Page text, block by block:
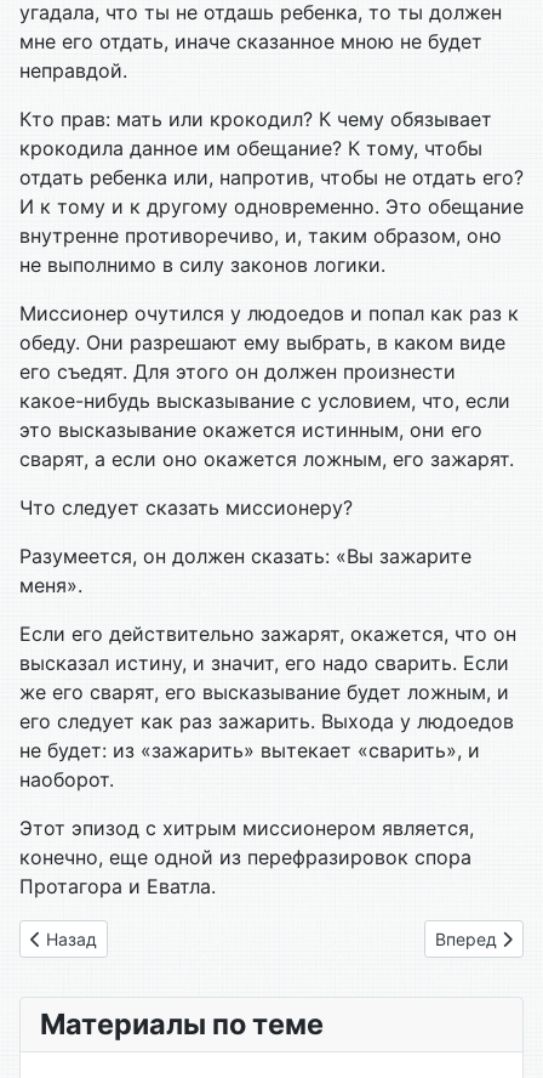
угадала, что ты не отдашь ребенка, то ты должен
мне его отдать, иначе сказанное мною не будет
неправдой.
Кто прав: мать или крокодил? К чему обязывает
крокодила данное им обещание? К тому, чтобы
отдать ребенка или, напротив, чтобы не отдать его?
И к тому и к другому одновременно. Это обещание
внутренне противоречиво, и, таким образом, оно
не выполнимо в силу законов логики.
Миссионер очутился у людоедов и попал как раз к
обеду. Они разрешают ему выбрать, в каком виде
его съедят. Для этого он должен произнести
какое-нибудь высказывание с условием, что, если
это высказывание окажется истинным, они его
сварят, а если оно окажется ложным, его зажарят.
Что следует сказать миссионеру?
Разумеется, он должен сказать: «Вы зажарите
меня».
Если его действительно зажарят, окажется, что он
высказал истину, и значит, его надо сварить. Если
же его сварят, его высказывание будет ложным, и
его следует как раз зажарить. Выхода у людоедов
не будет: из «зажарить» вытекает «сварить», и
наоборот.
Этот эпизод с хитрым миссионером является,
конечно, еще одной из перефразировок спора
Протагора и Еватла.
Предыдущий: 8.10. Правила, заводящие в тупик
Назад Следующий:
Вперед
Материалы по теме